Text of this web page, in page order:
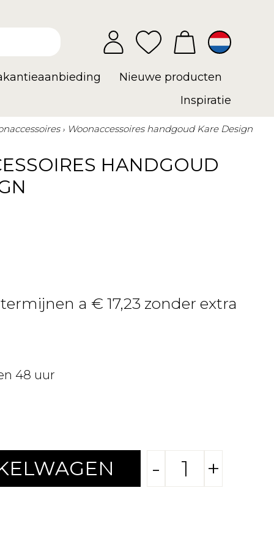
Nieuwe producten
Inspiratie
Woonaccessoires handgoud Kare Design
HANDGOUD
a € 17,23 zonder extra
48 uur
- +